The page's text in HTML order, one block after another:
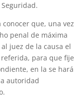
conocer que, una vez
penal de máxima
juez de la causa el
para que fije
en la se hará
autoridad